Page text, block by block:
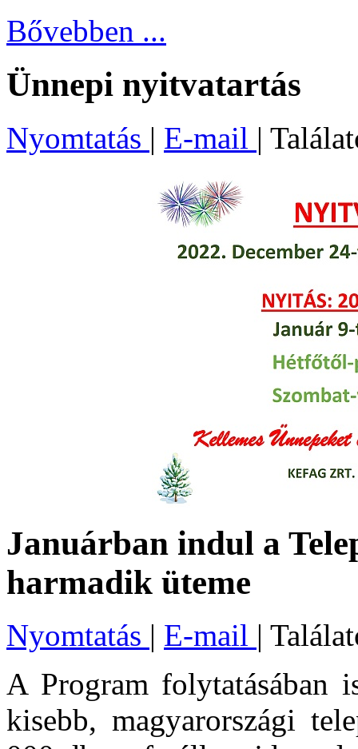
Bővebben ...
Ünnepi nyitvatartás
Nyomtatás | E-mail |
Januárban indul a
harmadik üteme
Nyomtatás | E-mail |
A Program folytatásában
kisebb, magyarországi